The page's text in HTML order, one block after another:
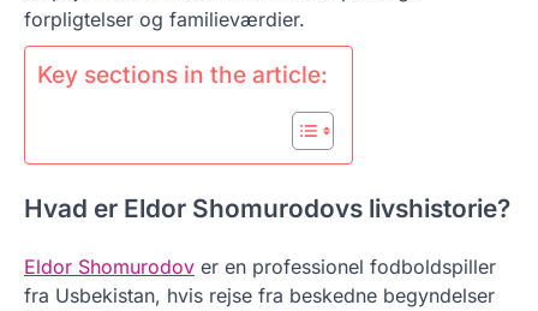
forpligtelser og familieværdier.
Key sections in the article:
Hvad er Eldor Shomurodovs livshistorie?
Eldor Shomurodov er en professionel fodboldspiller
fra Usbekistan, hvis rejse fra beskedne begyndelser